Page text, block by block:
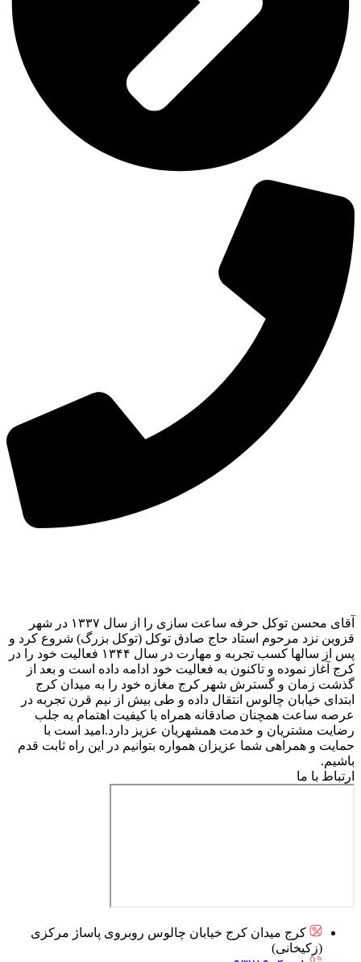
آقای محسن توکل حرفه ساعت سازی را از سال ۱۳۳۷ در شهر
قزوین نزد مرحوم استاد حاج صادق توکل (توکل بزرگ) شروع کرد و
پس از سالها کسب تجربه و مهارت در سال ۱۳۴۴ فعالیت خود را در
کرج آغاز نموده و تاکنون به فعالیت خود ادامه داده است و بعد از
گذشت زمان و گسترش شهر کرج مغازه خود را به میدان کرج
ابتدای خیابان چالوس انتقال داده و طی بیش از نیم قرن تجربه در
عرصه ساعت همچنان صادقانه همراه با کیفیت اهتمام به جلب
رضایت مشتریان و خدمت همشهریان عزیز دارد.امید است با
حمایت و همراهی شما عزیزان همواره بتوانیم در این راه ثابت قدم
باشیم.
ارتباط با ما
کرج میدان کرج خیابان چالوس روبروی پاساژ مرکزی
(زکیخانی)